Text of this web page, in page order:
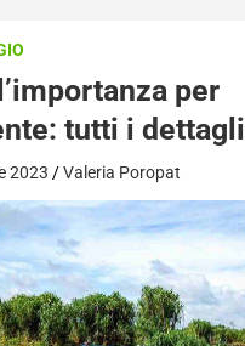
per
tutti i dettagli
2023 Valeria Poropat